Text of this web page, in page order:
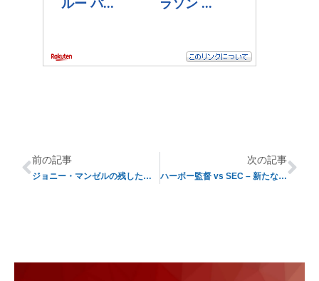
前の記事
ジョニー・マンゼルの残したもの
次の記事
ハーボー監督 vs SEC – 新たななるライバリー